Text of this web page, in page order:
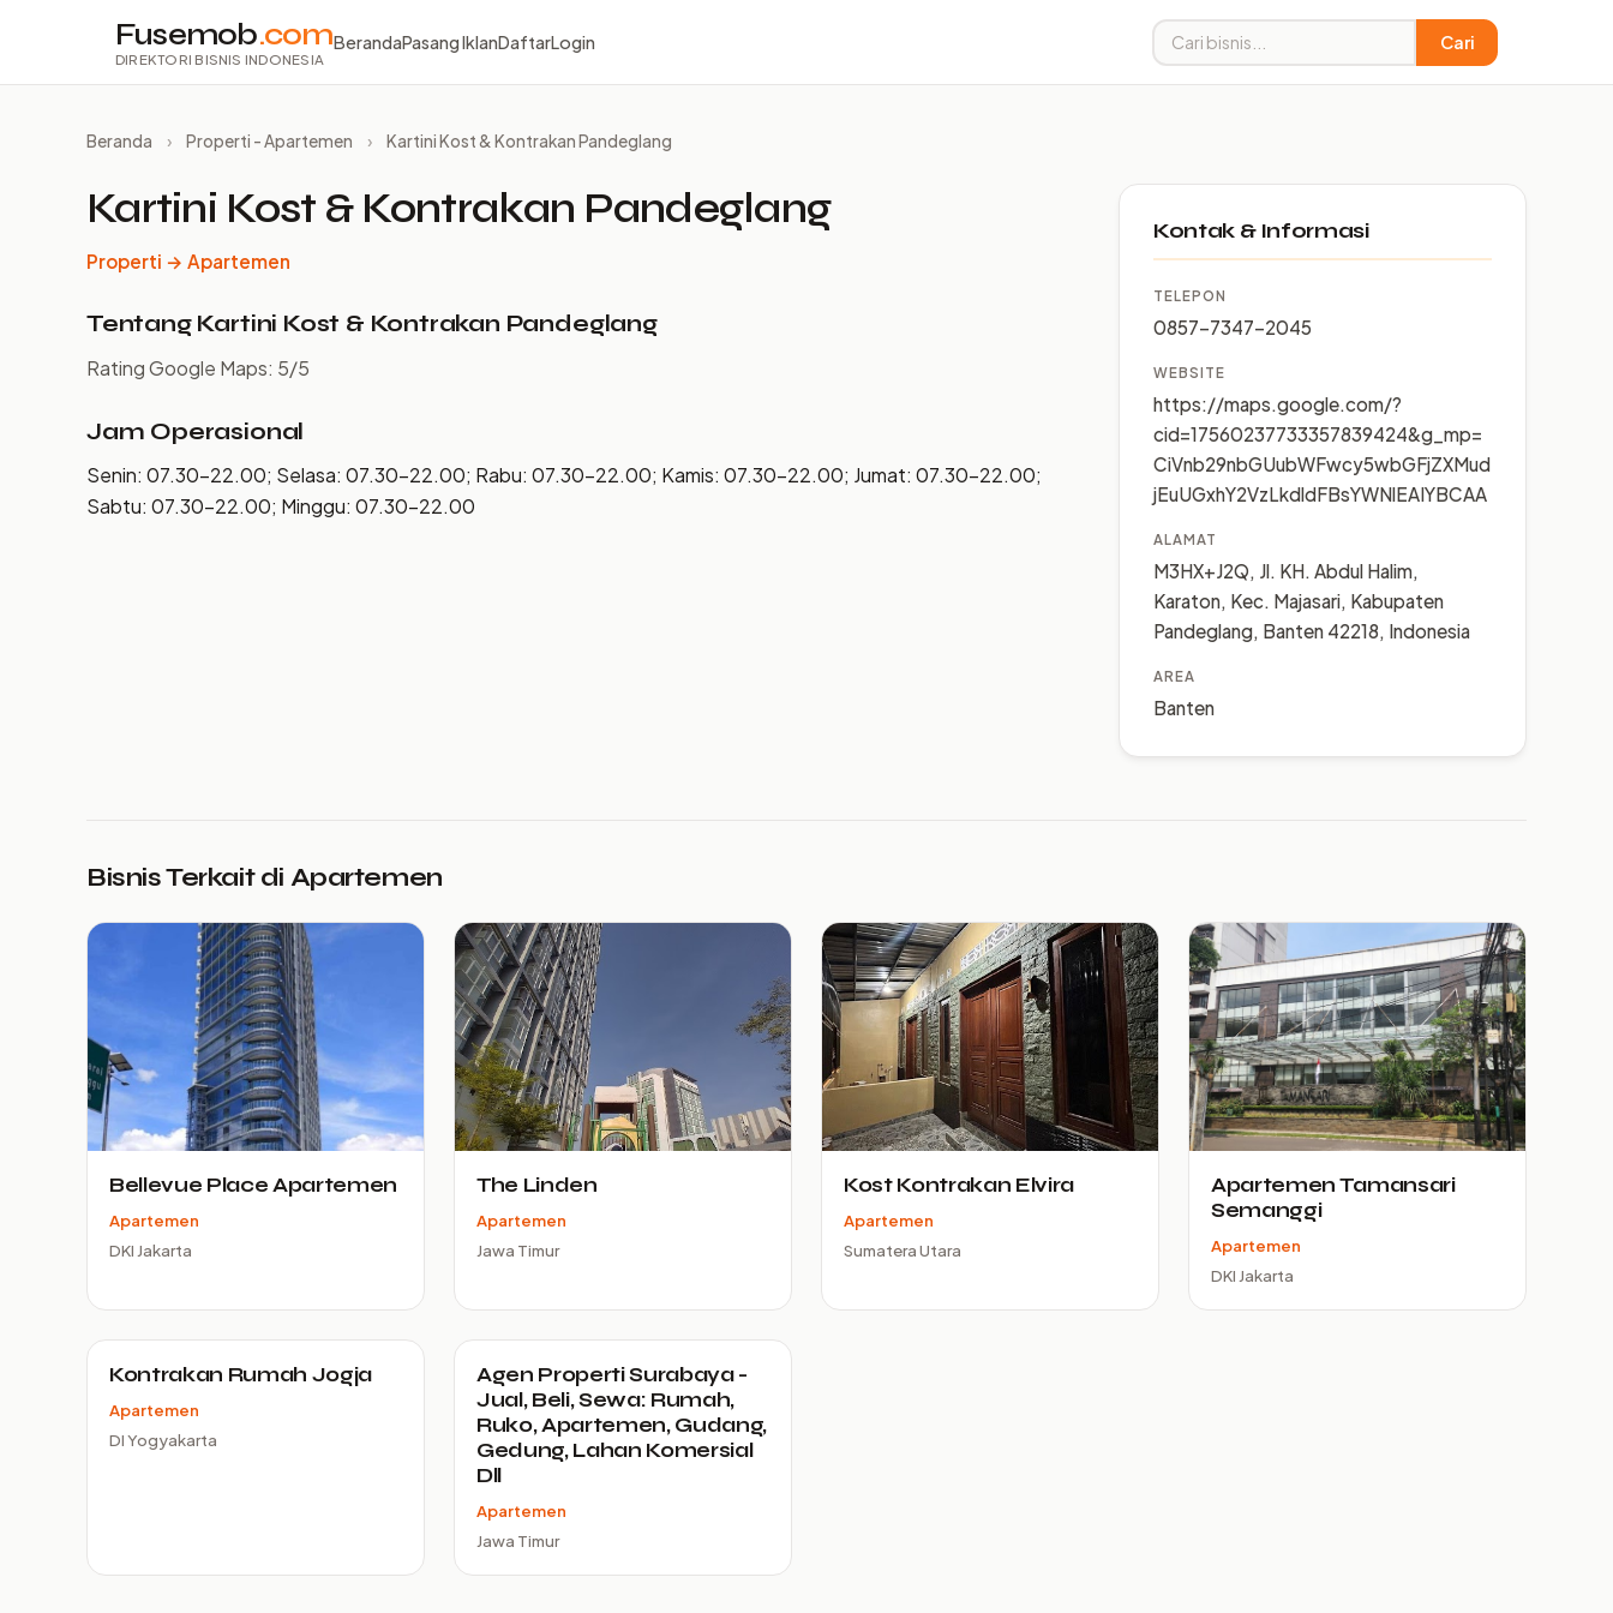
Fusemob.com
DIREKTORI BISNIS INDONESIA
BerandaPasang IklanDaftarLogin Cari
Beranda › Properti - Apartemen › Kartini Kost & Kontrakan Pandeglang
Kartini Kost & Kontrakan Pandeglang
Properti → Apartemen
Tentang Kartini Kost & Kontrakan Pandeglang
Rating Google Maps: 5/5
Jam Operasional
Senin: 07.30–22.00; Selasa: 07.30–22.00; Rabu: 07.30–22.00; Kamis: 07.30–22.00; Jumat: 07.30–22.00;
Sabtu: 07.30–22.00; Minggu: 07.30–22.00
Kontak & Informasi
TELEPON
0857-7347-2045
WEBSITE
https://maps.google.com/?
cid=17560237733357839424&g_mp=
CiVnb29nbGUubWFwcy5wbGFjZXMud
jEuUGxhY2VzLkdldFBsYWNlEAIYBCAA
ALAMAT
M3HX+J2Q, Jl. KH. Abdul Halim,
Karaton, Kec. Majasari, Kabupaten
Pandeglang, Banten 42218, Indonesia
AREA
Banten
Bisnis Terkait di Apartemen
Bellevue Place Apartemen
Apartemen
DKI Jakarta
The Linden
Apartemen
Jawa Timur
Kost Kontrakan Elvira
Apartemen
Sumatera Utara
Apartemen Tamansari
Semanggi
Apartemen
DKI Jakarta
Kontrakan Rumah Jogja
Apartemen
DI Yogyakarta
Agen Properti Surabaya -
Jual, Beli, Sewa: Rumah,
Ruko, Apartemen, Gudang,
Gedung, Lahan Komersial
Dll
Apartemen
Jawa Timur